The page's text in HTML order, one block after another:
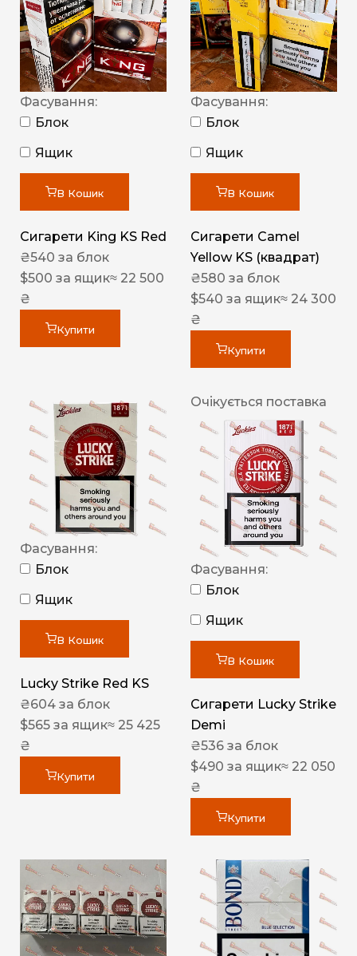
Фасування:
Блок
Ящик
В Кошик
Сигарети King KS Red
₴540 за блок
$500 за ящик≈ 22 500
₴
Купити
Фасування:
Блок
Ящик
В Кошик
Сигарети Camel
Yellow KS (квадрат)
₴580 за блок
$540 за ящик≈ 24 300
₴
Купити
Фасування:
Блок
Ящик
В Кошик
Lucky Strike Red KS
₴604 за блок
$565 за ящик≈ 25 425
₴
Купити
Очікується поставка
Фасування:
Блок
Ящик
В Кошик
Сигарети Lucky Strike
Demi
₴536 за блок
$490 за ящик≈ 22 050
₴
Купити